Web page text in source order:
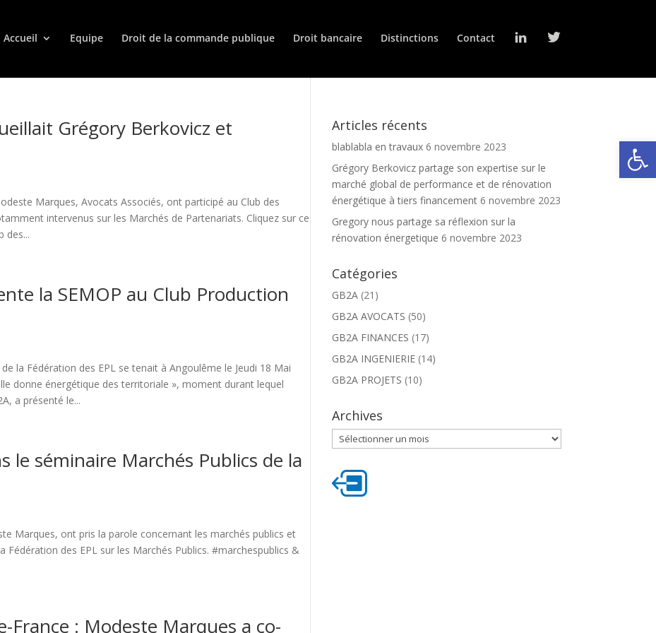
Accueil Equipe Droit de la commande publique Droit bancaire Distinctions Contact
e
T
t
Grégory Berkovicz et
Marques, Avocats Associés, ont participé au Club des
intervenus sur les Marchés de Partenariats. Cliquez sur ce
des...
la SEMOP au Club Production
la Fédération des EPL se tenait à Angoulême le Jeudi 18 Mai
donne énergétique des territoriale », moment durant lequel
a présenté le...
le séminaire Marchés Publics de la
Marques, ont pris la parole concernant les marchés publics et
Fédération des EPL sur les Marchés Publics. #marchespublics &
France : Modeste Marques a co-
Articles récents
blablabla en travaux 6 novembre 2023
Grégory Berkovicz partage son expertise sur le
marché global de performance et de rénovation
énergétique à tiers financement 6 novembre 2023
Gregory nous partage sa réflexion sur la
rénovation énergetique 6 novembre 2023
Catégories
GB2A(21)
GB2A AVOCATS (50)
GB2A FINANCES (17)
GB2A INGENIERIE(14)
GB2A PROJETS (10)
Archives
Archives